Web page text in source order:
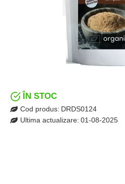
ÎN STOC
Cod produs: DRDS0124
Ultima actualizare: 01-08-2025